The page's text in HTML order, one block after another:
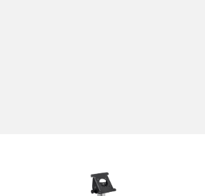
an allen VESA-kompatiblen Haltern von